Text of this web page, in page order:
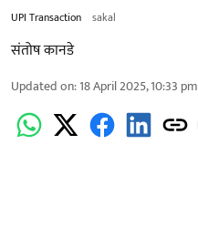
UPI Transaction sakal
संतोष कानडे
Updated on:18 April 2025, 10:33 pm